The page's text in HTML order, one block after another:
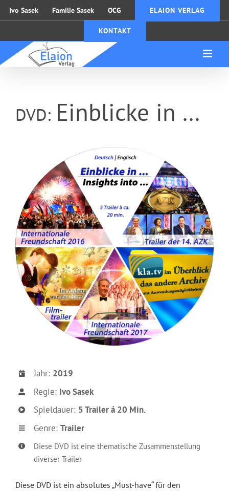
Zum
Inhalt
Ivo Sasek Familie Sasek OCG ELAION VERLAG
KONTAKT
DVD: Einblicke in …
Jahr: 2019
Regie: Ivo Sasek
Spieldauer: 5 Trailer á 20 Min.
Genre: Trailer
Diese DVD ist eine thematische Zusammenstellung
diverser Trailer
Diese DVD ist ein absolutes „Must-have“ für den